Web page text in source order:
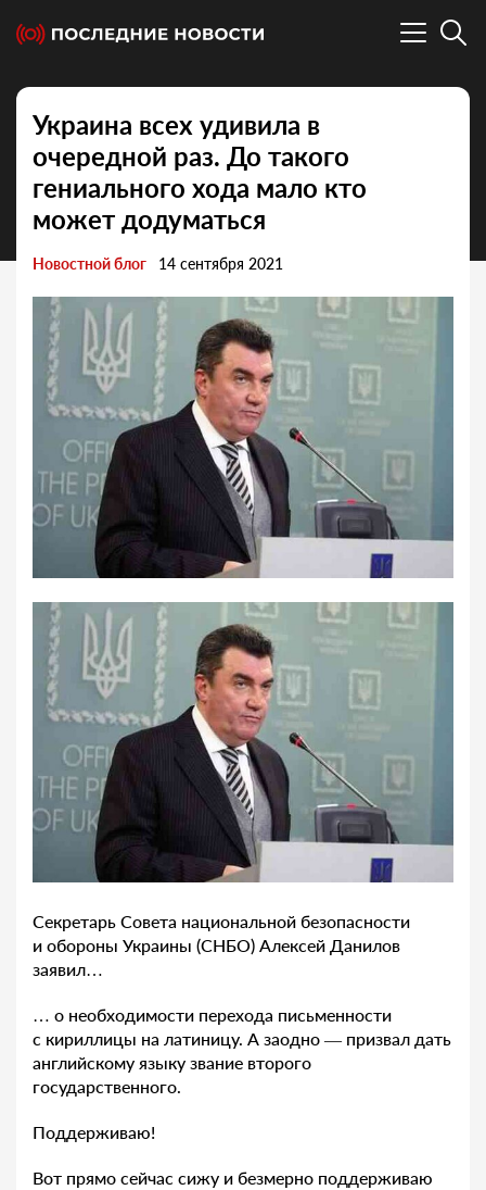
Украина всех удивила в
очередной раз. До такого
гениального хода мало кто
может додуматься
Новостной блог 14 сентября 2021
Секретарь Совета национальной безопасности
и обороны Украины (СНБО) Алексей Данилов
заявил…
… о необходимости перехода письменности
с кириллицы на латиницу. А заодно — призвал дать
английскому языку звание второго
государственного.
Поддерживаю!
Вот прямо сейчас сижу и безмерно поддерживаю